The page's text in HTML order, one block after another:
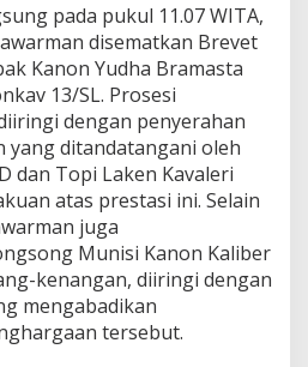
pada pukul 11.07 WITA,
disematkan Brevet
Kanon Yudha Bramasta
13/SL. Prosesi
dengan penyerahan
yang ditandatangani oleh
dan Topi Laken Kavaleri
atas prestasi ini. Selain
juga
Munisi Kanon Kaliber
kenangan, diiringi dengan
mengabadikan
tersebut.